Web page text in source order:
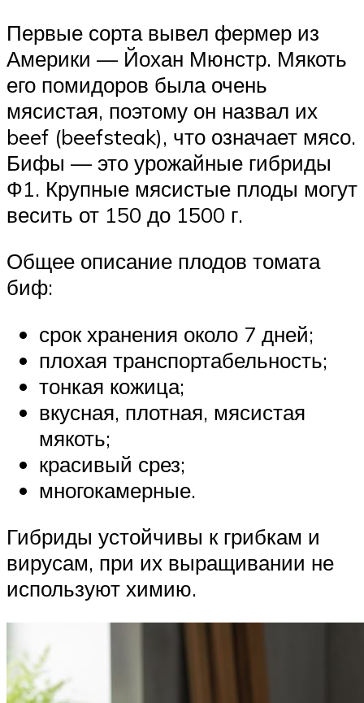
Первые сорта вывел фермер из
Америки — Йохан Мюнстр. Мякоть
его помидоров была очень
мясистая, поэтому он назвал их
beef (beefsteak), что означает мясо.
Бифы — это урожайные гибриды
Ф1. Крупные мясистые плоды могут
весить от 150 до 1500 г.
Общее описание плодов томата
биф:
срок хранения около 7 дней;
плохая транспортабельность;
тонкая кожица;
вкусная, плотная, мясистая
мякоть;
красивый срез;
многокамерные.
Гибриды устойчивы к грибкам и
вирусам, при их выращивании не
используют химию.